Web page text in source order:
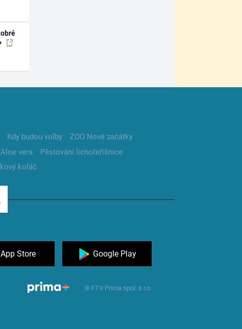
Kdy budou volby
ZOO Nové začátky
Aloe vera
Pěstování lichořeřišnice
koláč
App Store Google Play
© FTV Prima spol. s r.o.